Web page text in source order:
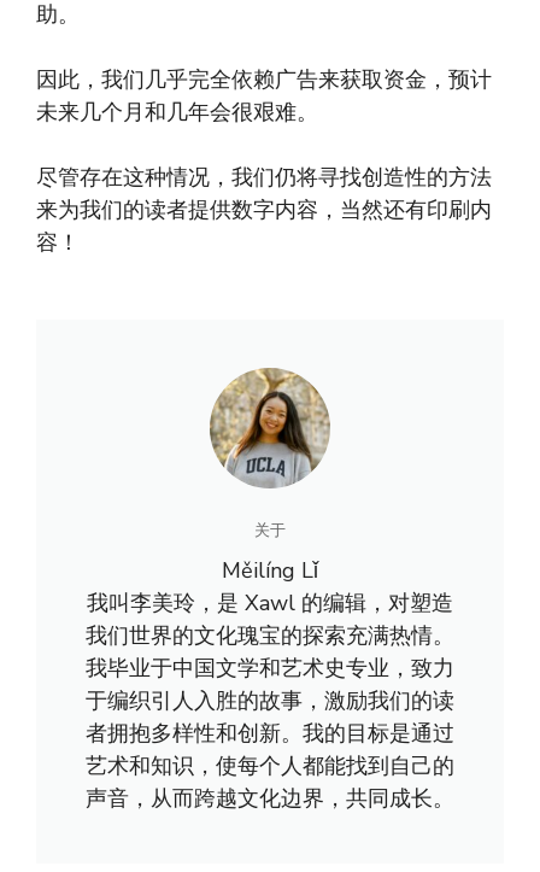
助。
因此，我们几乎完全依赖广告来获取资金，预计
未来几个月和几年会很艰难。
尽管存在这种情况，我们仍将寻找创造性的方法
来为我们的读者提供数字内容，当然还有印刷内
容！
关于
Měilíng Lǐ
我叫李美玲，是 Xawl 的编辑，对塑造
我们世界的文化瑰宝的探索充满热情。
我毕业于中国文学和艺术史专业，致力
于编织引人入胜的故事，激励我们的读
者拥抱多样性和创新。我的目标是通过
艺术和知识，使每个人都能找到自己的
声音，从而跨越文化边界，共同成长。